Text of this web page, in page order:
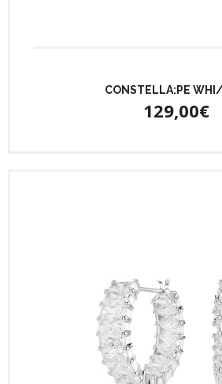
CONSTELLA:PE
129,00€